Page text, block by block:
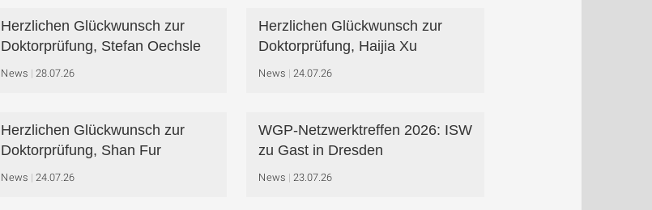
Herzlichen Glückwunsch zur
Doktorprüfung, Stefan Oechsle
News 28.07.26
Herzlichen Glückwunsch zur
Doktorprüfung, Haijia Xu
News 24.07.26
Herzlichen Glückwunsch zur
Doktorprüfung, Shan Fur
News 24.07.26
WGP-Netzwerktreffen 2026: ISW
zu Gast in Dresden
News 23.07.26